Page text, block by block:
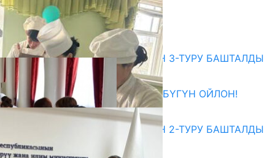
ЖОЛУГУШТУ
07.08.2026
Абитуриент
ЖОЖДОРГО КАБЫЛ АЛУУНУН 3-ТУРУ БАШТАЛДЫ
27.07.2026
ӨЗҮҢДҮН КЕЛЕЧЕГИҢ ҮЧҮН БҮГҮН ОЙЛОН!
20.07.2026
ЖОЖДОРГО КАБЫЛ АЛУУНУН 2-ТУРУ БАШТАЛДЫ
20.07.2026